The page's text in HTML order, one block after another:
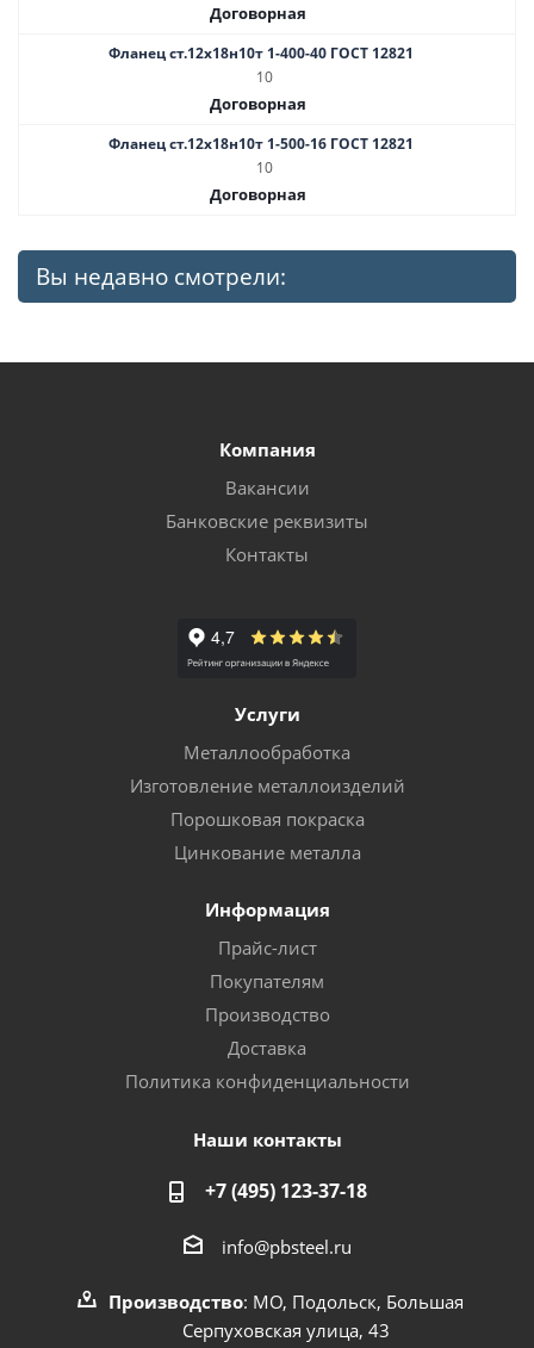
Договорная
Фланец ст.12х18н10т 1-400-40 ГОСТ 12821
10
Договорная
Фланец ст.12х18н10т 1-500-16 ГОСТ 12821
10
Договорная
Вы недавно смотрели:
Компания
Вакансии
Банковские реквизиты
Контакты
Услуги
Металлообработка
Изготовление металлоизделий
Порошковая покраска
Цинкование металла
Информация
Прайс-лист
Покупателям
Производство
Доставка
Политика конфиденциальности
Наши контакты
+7 (495) 123-37-18
info@pbsteel.ru
Производство: МО, Подольск, Большая
Серпуховская улица, 43